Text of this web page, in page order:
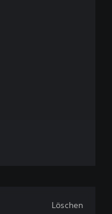
Löschen